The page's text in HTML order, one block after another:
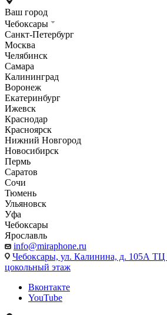
Ваш город
Чебоксары
Санкт-Петербург
Москва
Челябинск
Самара
Калининград
Воронеж
Екатеринбург
Ижевск
Краснодар
Красноярск
Нижний Новгород
Новосибирск
Пермь
Саратов
Сочи
Тюмень
Ульяновск
Уфа
Чебоксары
Ярославль
info@miraphone.ru
Чебоксары, ул. Калинина, д. 105А
цокольный этаж
Вконтакте
YouTube